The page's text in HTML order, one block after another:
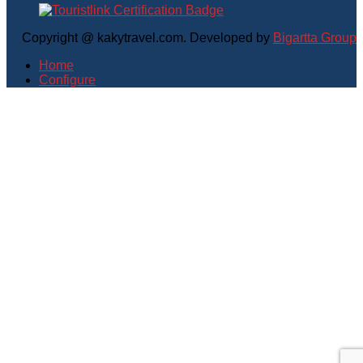
Copyright @ kakytravel.com. Developed by Bigartta Group
Home
Configure